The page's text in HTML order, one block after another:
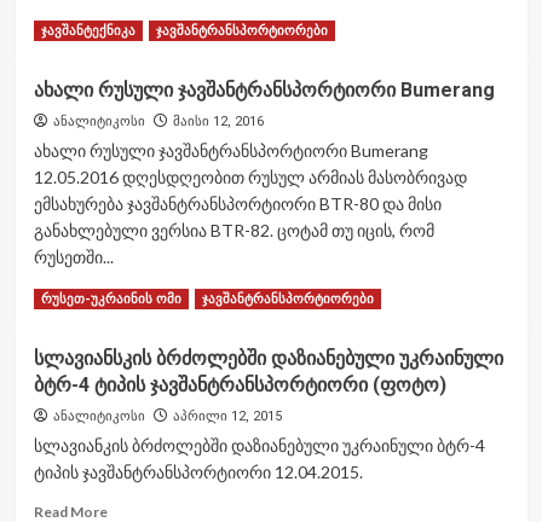
Read MoreRead
თავდაცვის
მინისტრი
მოდიფიცირებული
ჯავშანმანქანის
ტესტირებას
დაესწრო
ჯავშანტექნიკა ჯავშანტრანსპორტიორები
ახალი რუსული ჯავშანტრანსპორტიორი Bumerang
ანალიტიკოსი მაისი 12, 2016
ახალი რუსული ჯავშანტრანსპორტიორი Bumerang
12.05.2016 დღესდღეობით რუსულ არმიას მასობრივად
ემსახურება ჯავშანტრანსპორტიორი BTR-80 და მისი
განახლებული ვერსია BTR-82. ცოტამ თუ იცის, რომ
რუსეთში...
Read MoreRead
ახალი
რუსული
ჯავშანტრანსპორტიორი
რუსეთ-უკრაინის ომი ჯავშანტრანსპორტიორები
სლავიანსკის ბრძოლებში დაზიანებული უკრაინული
ბტრ-4 ტიპის ჯავშანტრანსპორტიორი (ფოტო)
ანალიტიკოსი აპრილი 12, 2015
სლავიანკის ბრძოლებში დაზიანებული უკრაინული ბტრ-4
ტიპის ჯავშანტრანსპორტიორი 12.04.2015.
Read MoreRead